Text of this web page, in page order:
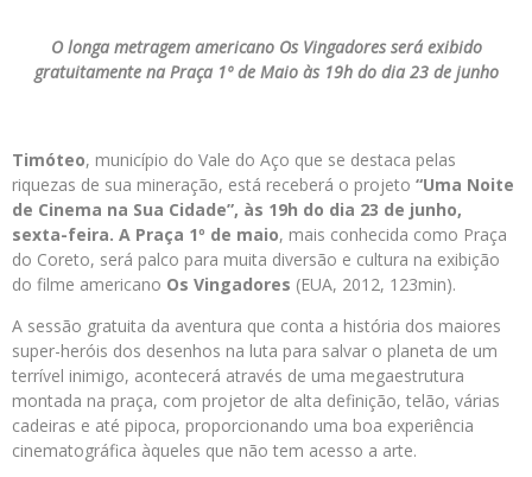
O longa metragem americano Os Vingadores será exibido
gratuitamente na Praça 1º de Maio às 19h do dia 23 de junho
Timóteo, município do Vale do Aço que se destaca pelas
riquezas de sua mineração, está receberá o projeto “Uma Noite
de Cinema na Sua Cidade”, às 19h do dia 23 de junho,
sexta-feira. A Praça 1º de maio, mais conhecida como Praça
do Coreto, será palco para muita diversão e cultura na exibição
do filme americano Os Vingadores (EUA, 2012, 123min).
A sessão gratuita da aventura que conta a história dos maiores
super-heróis dos desenhos na luta para salvar o planeta de um
terrível inimigo, acontecerá através de uma megaestrutura
montada na praça, com projetor de alta definição, telão, várias
cadeiras e até pipoca, proporcionando uma boa experiência
cinematográfica àqueles que não tem acesso a arte.